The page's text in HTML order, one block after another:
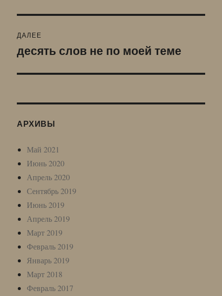
ДАЛЕЕ
Следующая
десять слов не по моей теме
АРХИВЫ
Май 2021
Июнь 2020
Апрель 2020
Сентябрь 2019
Июнь 2019
Апрель 2019
Март 2019
Февраль 2019
Январь 2019
Март 2018
Февраль 2017